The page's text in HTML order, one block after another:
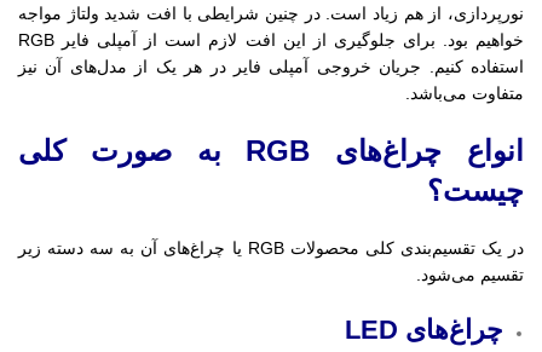
نورپردازی، از هم زیاد است. در چنین شرایطی با افت شدید ولتاژ مواجه
خواهیم بود. برای جلوگیری از این افت لازم است از آمپلی فایر RGB
استفاده کنیم. جریان خروجی آمپلی فایر در هر یک از مدل‌های آن نیز
متفاوت می‌باشد.
انواع چراغ‌های RGB به صورت کلی
چیست؟
در یک تقسیم‌بندی کلی محصولات RGB یا چراغ‌های آن به سه دسته زیر
تقسیم می‌شود.
چراغ‌های LED